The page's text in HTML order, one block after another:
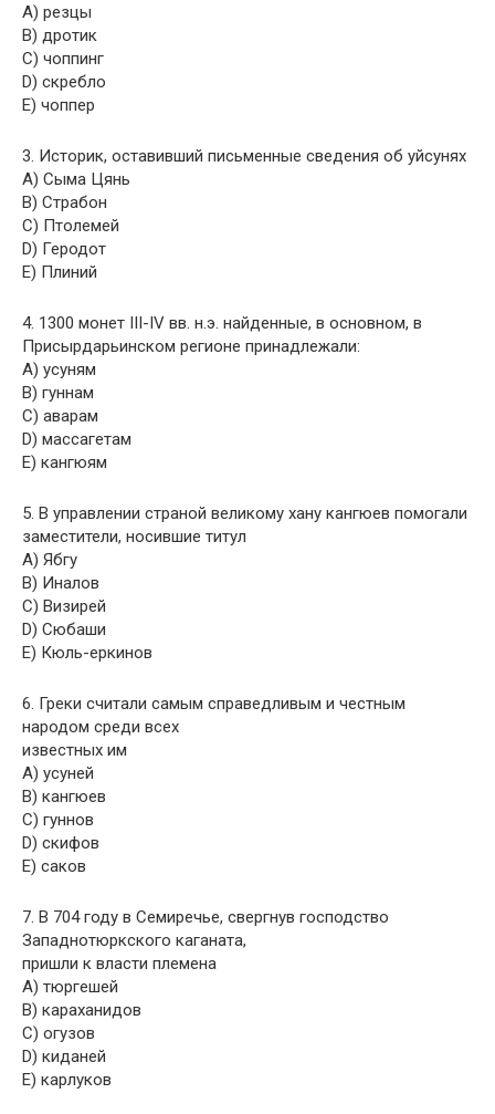
A) резцы
B) дротик
C) чоппинг
D) скребло
E) чоппер
3. Историк, оставивший письменные сведения об уйсунях
A) Сыма Цянь
B) Страбон
C) Птолемей
D) Геродот
E) Плиний
4. 1300 монет III-IV вв. н.э. найденные, в основном, в
Присырдарьинском регионе принадлежали:
A) усуням
B) гуннам
C) аварам
D) массагетам
E) кангюям
5. В управлении страной великому хану кангюев помогали
заместители, носившие титул
A) Ябгу
B) Иналов
C) Визирей
D) Сюбаши
E) Кюль-еркинов
6. Греки считали самым справедливым и честным
народом среди всех
известных им
A) усуней
B) кангюев
C) гуннов
D) скифов
E) саков
7. В 704 году в Семиречье, свергнув господство
Западнотюркского каганата,
пришли к власти племена
A) тюргешей
B) караханидов
C) огузов
D) киданей
E) карлуков